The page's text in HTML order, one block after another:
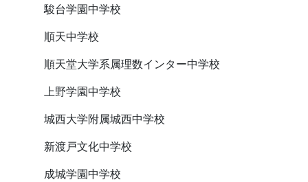
駿台学園中学校
順天中学校
順天堂大学系属理数インター中学校
上野学園中学校
城西大学附属城西中学校
新渡戸文化中学校
成城学園中学校